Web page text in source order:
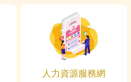
人力資源服務網